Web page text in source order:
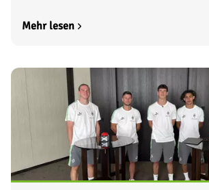
Mehr lesen